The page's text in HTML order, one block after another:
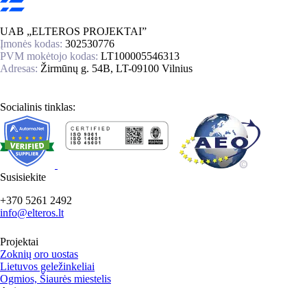
UAB „ELTEROS PROJEKTAI”
Įmonės kodas: 302530776
PVM mokėtojo kodas: LT100005546313
Adresas: Žirmūnų g. 54B, LT-09100 Vilnius
Socialinis tinklas:
Susisiekite
+370 5261 2492
info@elteros.lt
Projektai
Zoknių oro uostas
Lietuvos geležinkeliai
Ogmios, Šiaurės miestelis